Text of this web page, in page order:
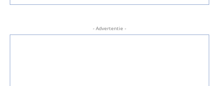
- Advertentie -